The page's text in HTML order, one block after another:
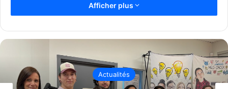
Biscuit sourire 2026 de Tim Hortons. Le dévoilement a eu
3665, autoroute 440 Est, à Laval, en présence de
partenaires et de participants à cette campagne de
financement tenue du 27 avril au 3 mai dans les
restaurants participants.
Afficher plus
Actualités